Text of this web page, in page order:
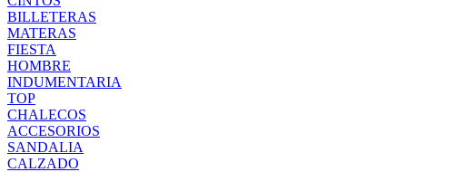
BILLETERAS
MATERAS
FIESTA
HOMBRE
INDUMENTARIA
TOP
CHALECOS
ACCESORIOS
SANDALIA
CALZADO